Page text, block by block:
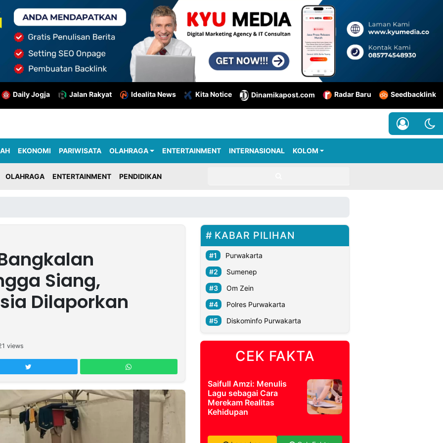
Daily Jogja Jalan Rakyat Idealita News Kita Notice Dinamikapost.com Radar Baru Seedbacklink
EKONOMI PARIWISATA OLAHRAGA ENTERTAINMENT INTERNASIONAL KOLOM
OLAHRAGA ENTERTAINMENT PENDIDIKAN
Siang,
Dilaporkan
views
KABAR PILIHAN
Purwakarta
Sumenep
Om Zein
Polres Purwakarta
Diskominfo Purwakarta
CEK FAKTA
Saifull Amzi: Menulis
Lagu sebagai Cara
Merekam Realitas
Kehidupan